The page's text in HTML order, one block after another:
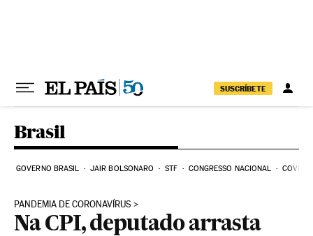
SUSCRÍBETE
Brasil
GOVERNO BRASIL JAIR BOLSONARO STF CONGRESSO NACIONAL COVID-
PANDEMIA DE CORONAVÍRUS
Na CPI, deputado arrasta